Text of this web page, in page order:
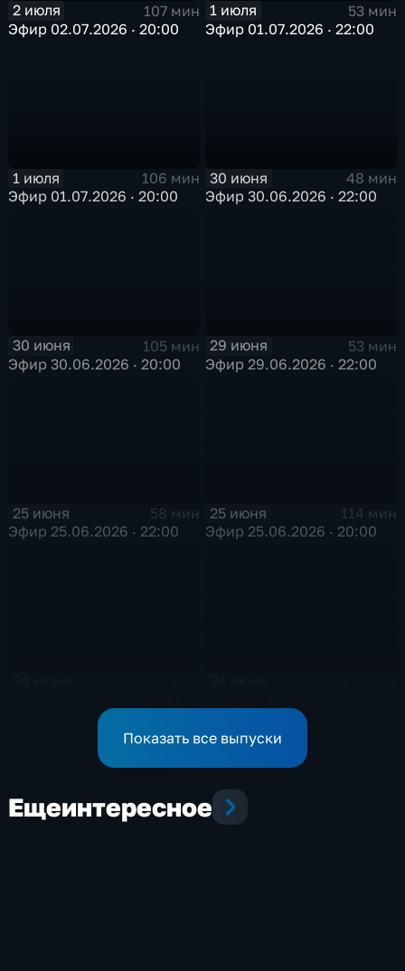
2 июля
107 мин
Эфир 02.07.2026 · 20:00
1 июля
53 мин
Эфир 01.07.2026 · 22:00
1 июля
106 мин
Эфир 01.07.2026 · 20:00
30 июня
48 мин
Эфир 30.06.2026 · 22:00
30 июня
105 мин
Эфир 30.06.2026 · 20:00
29 июня
53 мин
Эфир 29.06.2026 · 22:00
25 июня
58 мин
Эфир 25.06.2026 · 22:00
25 июня
114 мин
Эфир 25.06.2026 · 20:00
Показать все выпуски
Ещеинтересное